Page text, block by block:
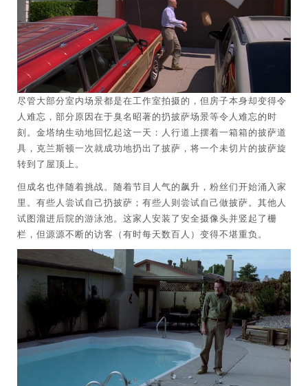
尽管大部分室内场景都是在工作室拍摄的，但房子本身却变得令
人难忘，部分原因在于臭名昭著的扔披萨场景等令人难忘的时
刻。金塔纳生动地回忆起这一天：人行道上摆着一箱箱的披萨道
具，克兰斯顿一次就成功地扔出了披萨，将一个未切片的披萨旋
转到了屋顶上。
但成名也伴随着挑战。随着节目人气的飙升，粉丝们开始涌入家
里。有些人尝试自己扔披萨；有些人则尝试自己做披萨。其他人
试图溜进后院的游泳池。这家人安装了安全摄像头并竖起了栅
栏，但源源不断的访客（有时每天数百人）变得不堪重负。